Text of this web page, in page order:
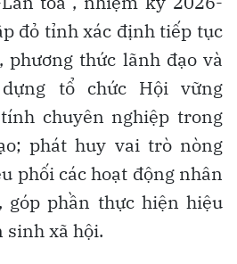
đỏ tỉnh xác định tiếp tục
thức lãnh đạo và
tổ chức Hội vững
chuyên nghiệp trong
phát huy vai trò nòng
phối các hoạt động nhân
góp phần thực hiện hiệu
sinh xã hội.